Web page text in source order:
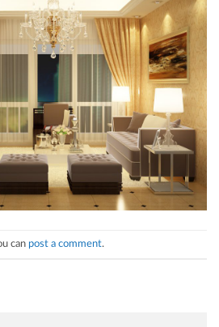
can post a comment.